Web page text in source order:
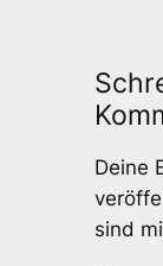
Deine
sind